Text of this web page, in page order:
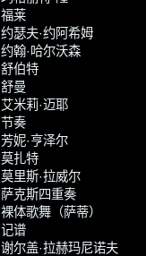
福莱
约瑟夫·约阿希姆
约翰·哈尔沃森
舒伯特
舒曼
艾米莉·迈耶
节奏
芳妮·亨泽尔
莫扎特
莫里斯·拉威尔
萨克斯四重奏
裸体歌舞（萨蒂）
记谱
谢尔盖·拉赫玛尼诺夫